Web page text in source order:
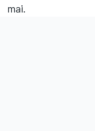
mai.